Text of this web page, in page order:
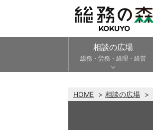
相談の広場
総務・労務・経理・経営
HOME 相談の広場